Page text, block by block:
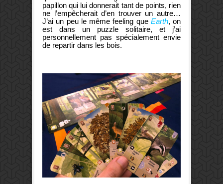
papillon qui lui donnerait tant de points, rien
ne l’empêcherait d’en trouver un autre…
J’ai un peu le même feeling que Earth, on
est dans un puzzle solitaire, et j’ai
personnellement pas spécialement envie
de repartir dans les bois.